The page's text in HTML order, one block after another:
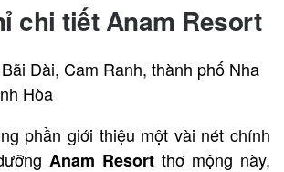
chi tiết Anam Resort
Dài, Cam Ranh, thành phố Nha
Hòa
phần giới thiệu một vài nét chính
Anam Resort thơ mộng này,